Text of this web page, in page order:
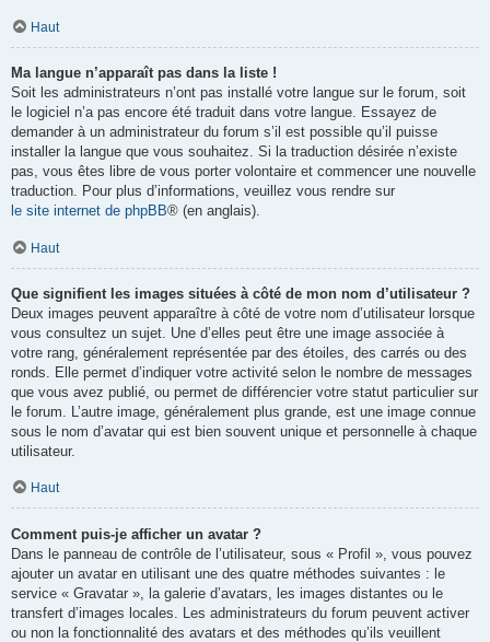
Haut
Ma langue n’apparaît pas dans la liste !
Soit les administrateurs n’ont pas installé votre langue sur le forum, soit
le logiciel n’a pas encore été traduit dans votre langue. Essayez de
demander à un administrateur du forum s’il est possible qu’il puisse
installer la langue que vous souhaitez. Si la traduction désirée n’existe
pas, vous êtes libre de vous porter volontaire et commencer une nouvelle
traduction. Pour plus d’informations, veuillez vous rendre sur
le site internet de phpBB® (en anglais).
Haut
Que signifient les images situées à côté de mon nom d’utilisateur ?
Deux images peuvent apparaître à côté de votre nom d’utilisateur lorsque
vous consultez un sujet. Une d’elles peut être une image associée à
votre rang, généralement représentée par des étoiles, des carrés ou des
ronds. Elle permet d’indiquer votre activité selon le nombre de messages
que vous avez publié, ou permet de différencier votre statut particulier sur
le forum. L’autre image, généralement plus grande, est une image connue
sous le nom d’avatar qui est bien souvent unique et personnelle à chaque
utilisateur.
Haut
Comment puis-je afficher un avatar ?
Dans le panneau de contrôle de l’utilisateur, sous « Profil », vous pouvez
ajouter un avatar en utilisant une des quatre méthodes suivantes : le
service « Gravatar », la galerie d’avatars, les images distantes ou le
transfert d’images locales. Les administrateurs du forum peuvent activer
ou non la fonctionnalité des avatars et des méthodes qu’ils veuillent